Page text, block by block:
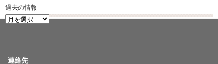
過去の情報
過
連絡先